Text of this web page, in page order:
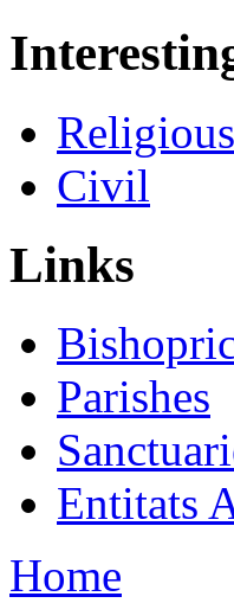
Religious
Civil
Links
Parishes
Entitats
Home